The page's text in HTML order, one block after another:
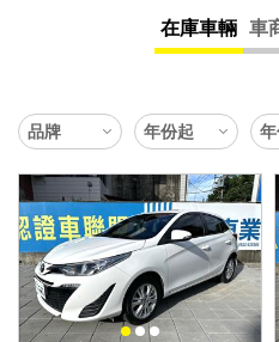
星期二 10:00~19:30
星期四 10:00~19:30
星期五 10:00~19:30
星期六 10:00~19:30
星期日 10:00~19:30
國定假日營業時間請
在庫車輛 車